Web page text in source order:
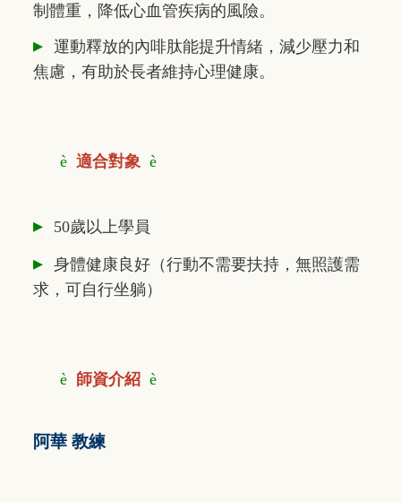
制體重，降低心血管疾病的風險。
▸ 運動釋放的內啡肽能提升情緒，減少壓力和
焦慮，有助於長者維持心理健康。
è 適合對象 è
▸ 50歲以上學員
▸ 身體健康良好（行動不需要扶持，無照護需
求，可自行坐躺）
è 師資介紹 è
阿華 教練